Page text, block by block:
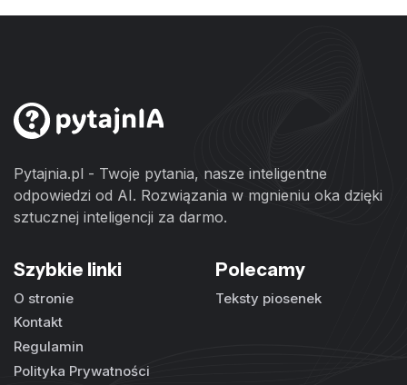
Pytajnia.pl - Twoje pytania, nasze inteligentne
odpowiedzi od AI. Rozwiązania w mgnieniu oka dzięki
sztucznej inteligencji za darmo.
Szybkie linki
O stronie
Kontakt
Regulamin
Polityka Prywatności
Polecamy
Teksty piosenek